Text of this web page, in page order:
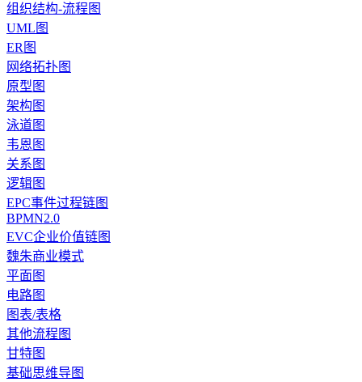
组织结构-流程图
UML图
ER图
网络拓扑图
原型图
架构图
泳道图
韦恩图
关系图
逻辑图
EPC事件过程链图
BPMN2.0
EVC企业价值链图
魏朱商业模式
平面图
电路图
图表/表格
其他流程图
甘特图
基础思维导图